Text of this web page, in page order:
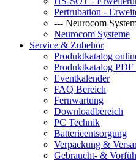
Pertrubation -
--- Neurocom
Neurocom Systeme
Service & Zubehör
Produktkatalog
Produktkatalog
Eventkalender
FAQ Bereich
Fernwartung
Downloadbereich
PC Technik
Batterieentsorgung
Verpackung &
Gebraucht- &